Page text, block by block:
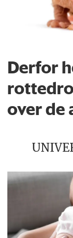
Derfor
over de